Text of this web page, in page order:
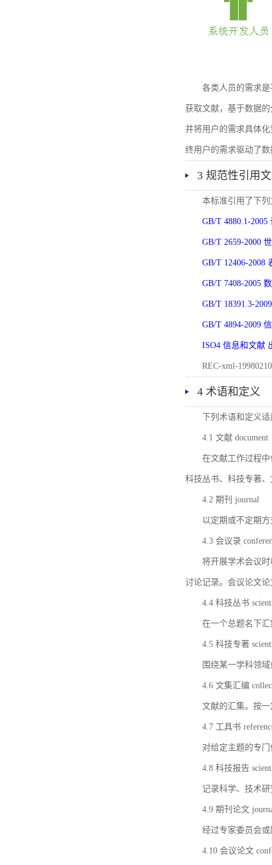
各类人员的需求
获取文献，基于数据
并将用户的需求具体
终用户的需求驱动了
3 规范性引用
本标准引用了下
GB/T 4880.1-
GB/T 2659-2000
GB/T 12406-2008
GB/T 7408-2005
GB/T 18391.3-
GB/T 4894-2009
ISO4 信息和文献
REC-xml-
4 术语和定义
下列术语和定义
4.1 文献 document
在文献工作过程
科技丛书、科技专著
4.2 期刊 journal
以定期或不定期
4.3 会议录
将开展学术会议
讨论记录。会议论文
4.4 科技丛书
在一个总题名下
4.5 科技专著
围绕某一学科领
4.6 文集汇编
文献的汇集。按
4.7 工具书
对给定主题的专
4.8 科技报告
记录科学、技术
4.9 期刊论文
经过专家委员会
4.10 会议论文